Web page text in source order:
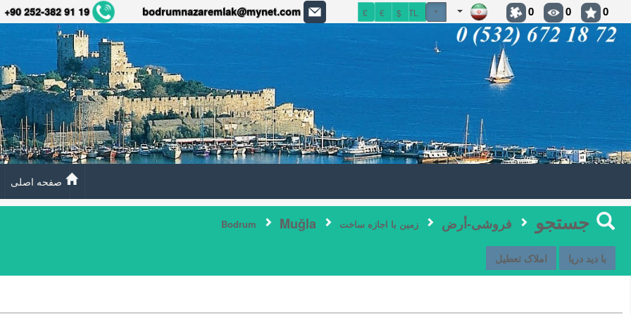
bodrumnazaremlak@mynet.com
+90 252-382 91 19 0
0
0
*
TL
$
€
£
صفحه اصلی
جستجو فروشی-أرض زمین با اجازه ساخت Muğla
Bodrum
با دید دریا املاک تعطیل